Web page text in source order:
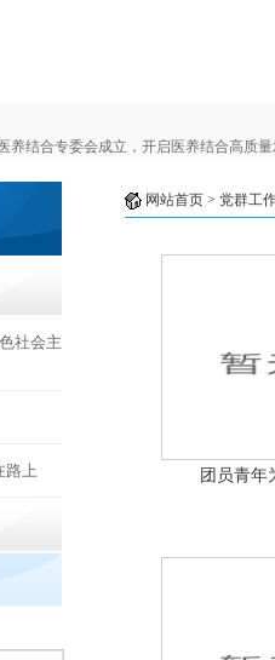
养结合专委会成立，开启医养结合高质
社会主
路上
网站首页 > 党群工
团员青年